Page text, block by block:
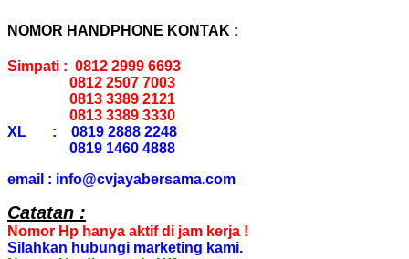
NOMOR HANDPHONE KONTAK :
Simpati : 0812 2999 6693
0812 2507 7003
0813 3389 2121
0813 3389 3330
XL : 0819 2888 2248
0819 1460 4888
email : info@cvjayabersama.com
Catatan :
Nomor Hp hanya aktif di jam kerja !
Silahkan hubungi marketing kami.